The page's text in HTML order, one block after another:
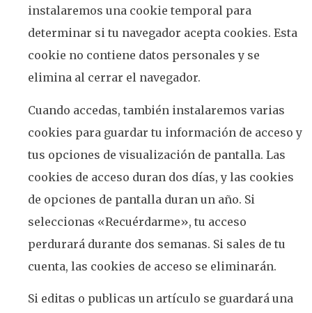
instalaremos una cookie temporal para
determinar si tu navegador acepta cookies. Esta
cookie no contiene datos personales y se
elimina al cerrar el navegador.
Cuando accedas, también instalaremos varias
cookies para guardar tu información de acceso y
tus opciones de visualización de pantalla. Las
cookies de acceso duran dos días, y las cookies
de opciones de pantalla duran un año. Si
seleccionas «Recuérdarme», tu acceso
perdurará durante dos semanas. Si sales de tu
cuenta, las cookies de acceso se eliminarán.
Si editas o publicas un artículo se guardará una